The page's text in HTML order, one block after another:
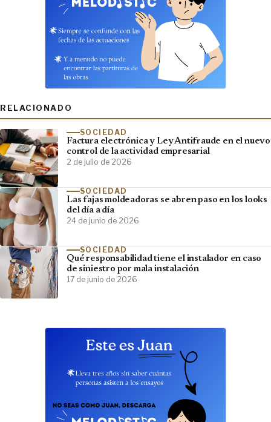
RELACIONADO
SOCIEDAD
Factura electrónica y Ley Antifraude en el nuevo
control de la actividad empresarial
2 de julio de 2026
SOCIEDAD
Las fajas moldeadoras se abren paso en los looks
del día a día
24 de junio de 2026
SOCIEDAD
Qué responsabilidad tiene el instalador en caso
de siniestro por mala instalación
17 de junio de 2026